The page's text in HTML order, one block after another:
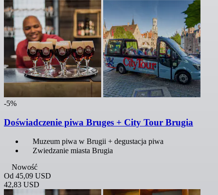
-5%
Doświadczenie piwa Bruges + City Tour Brugia
Muzeum piwa w Brugii + degustacja piwa
Zwiedzanie miasta Brugia
Nowość
Od 45,09 USD
42,83 USD